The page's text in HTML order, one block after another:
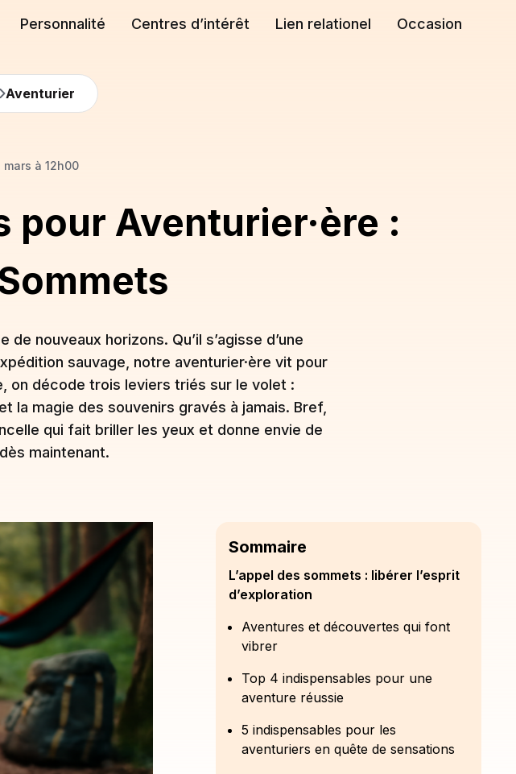
Personnalité Centres d’intérêt Lien relationel Occasion
Aventurier
mars à 12h00
pour Aventurier·ère :
nouveaux horizons. Qu’il s’agisse d’une
sauvage, notre aventurier·ère vit pour
on décode trois leviers triés sur le volet :
la magie des souvenirs gravés à jamais. Bref,
qui fait briller les yeux et donne envie de
maintenant.
Sommaire
L’appel des sommets : libérer l’esprit
d’exploration
Aventures et découvertes qui font
vibrer
Top 4 indispensables pour une
aventure réussie
5 indispensables pour les
aventuriers en quête de sensations